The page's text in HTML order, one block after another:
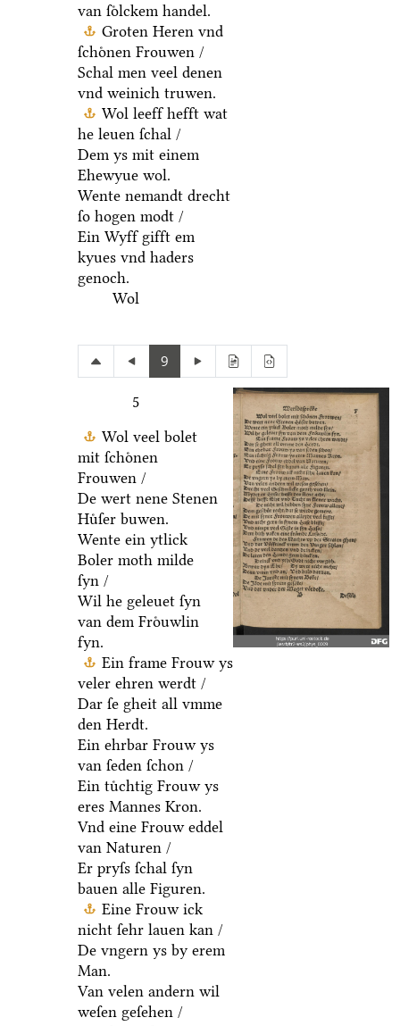
van ſoͤlckem handel.
Groten Heren vnd
ſchoͤnen Frouwen /
Schal men veel denen
vnd weinich truwen.
Wol leeff hefft wat
he leuen ſchal /
Dem ys mit einem
Ehewyue wol.
Wente nemandt drecht
ſo hogen modt /
Ein Wyff gifft em
kyues vnd haders
genoch.
Wol
9
5
Wol veel bolet
mit ſchoͤnen
Frouwen /
De wert nene Stenen
Huͤſer buwen.
Wente ein ytlick
Boler moth milde
ſyn /
Wil he geleuet ſyn
van dem Froͤuwlin
fyn.
Ein frame Frouw ys
veler ehren werdt /
Dar ſe gheit all vmme
den Herdt.
Ein ehrbar Frouw ys
van ſeden ſchon /
Ein tuͤchtig Frouw ys
eres Mannes Kron.
Vnd eine Frouw eddel
van Naturen /
Er pryſs ſchal ſyn
bauen alle Figuren.
Eine Frouw ick
nicht ſehr lauen kan /
De vngern ys by erem
Man.
Van velen andern wil
weſen geſehen /